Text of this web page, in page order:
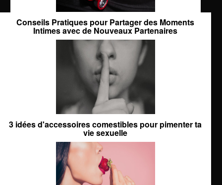
Conseils Pratiques pour Partager des Moments
Intimes avec de Nouveaux Partenaires
3 idées d'accessoires comestibles pour pimenter ta
vie sexuelle